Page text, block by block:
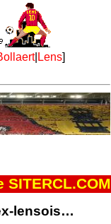
| Lens]
SITERCL.COM
lensois…